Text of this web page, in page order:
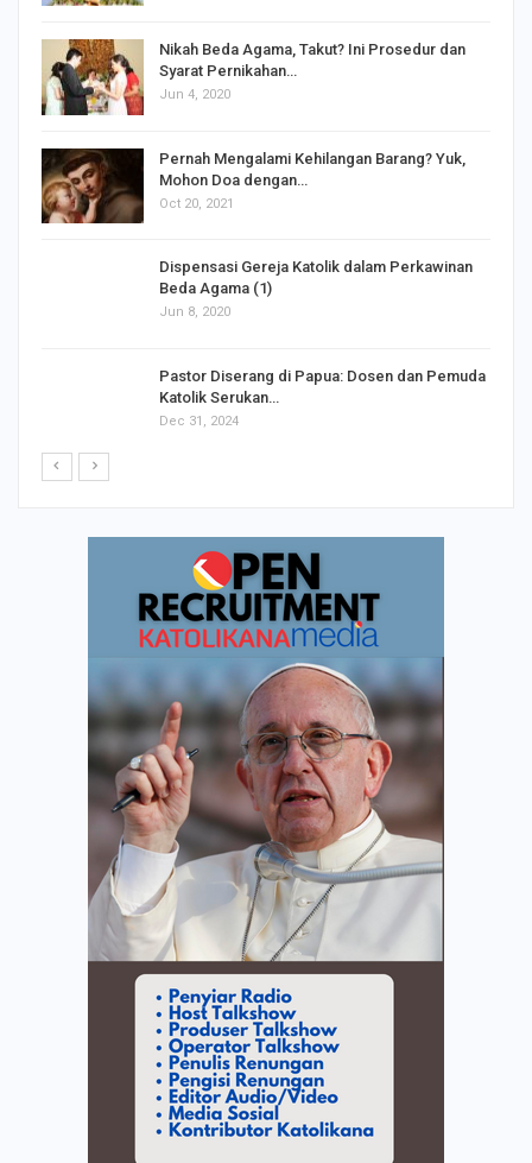
Syarat Pernikahan…
Jun 4, 2020
Mohon Doa dengan…
Oct 20, 2021
Beda Agama (1)
Jun 8, 2020
Katolik Serukan…
Dec 31, 2024